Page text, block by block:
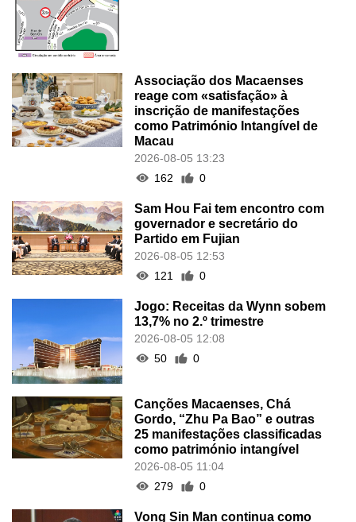
Associação dos Macaenses
reage com «satisfação» à
inscrição de manifestações
como Património Intangível de
Macau
2026-08-05 13:23
162
0
Sam Hou Fai tem encontro com
governador e secretário do
Partido em Fujian
2026-08-05 12:53
121
0
Jogo: Receitas da Wynn sobem
13,7% no 2.º trimestre
2026-08-05 12:08
50
0
Canções Macaenses, Chá
Gordo, “Zhu Pa Bao” e outras
25 manifestações classificadas
como património intangível
2026-08-05 11:04
279
0
Vong Sin Man continua como